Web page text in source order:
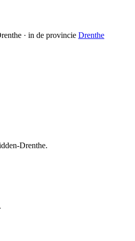
· in de provincie Drenthe
Drenthe.